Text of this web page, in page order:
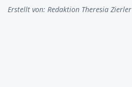
Erstellt von: Redaktion Theresia Zierler